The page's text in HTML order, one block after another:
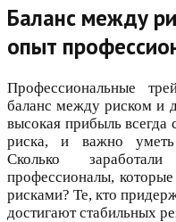
Баланс между
опыт
Профессиональные
баланс между риском и
высокая прибыль всегда
риска, и важно уметь
Сколько
профессионалы,
рисками? Те, кто
достигают стабильных